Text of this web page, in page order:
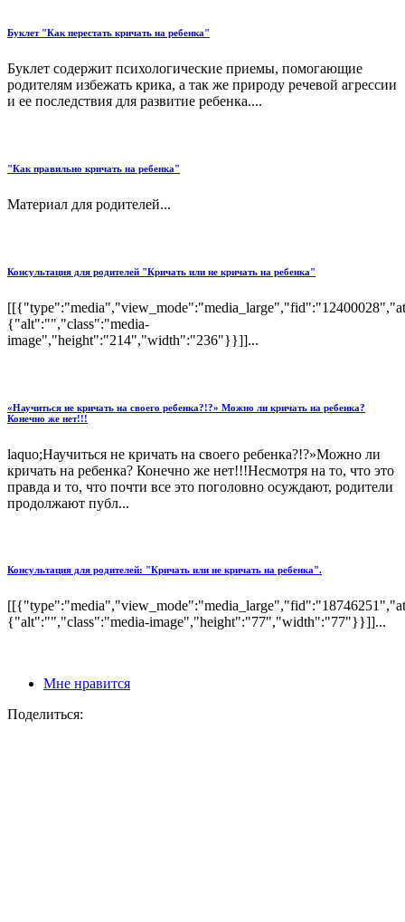
Буклет "Как перестать кричать на ребенка"
Буклет содержит психологические приемы, помогающие
родителям избежать крика, а так же природу речевой агрессии
и ее последствия для развитие ребенка....
"Как правильно кричать на ребенка"
Материал для родителей...
Консультация для родителей "Кричать или не кричать на ребенка"
{"alt":"","class":"media-
image","height":"214","width":"236"}}]]...
«Научиться не кричать на своего ребенка?!?» Можно ли кричать на ребенка?
Конечно же нет!!!
laquo;Научиться не кричать на своего ребенка?!?»Можно ли
кричать на ребенка? Конечно же нет!!!Несмотря на то, что это
правда и то, что почти все это поголовно осуждают, родители
продолжают публ...
Консультация для родителей: "Кричать или не кричать на ребенка".
{"alt":"","class":"media-image","height":"77","width":"77"}}]]...
Мне нравится
Поделиться: